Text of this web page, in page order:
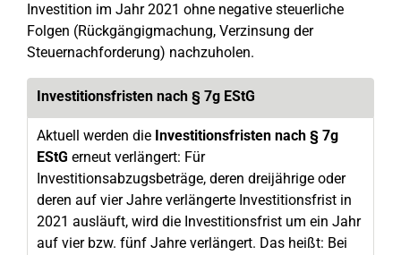
Investition im Jahr 2021 ohne negative steuerliche
Folgen (Rückgängigmachung, Verzinsung der
Steuernachforderung) nachzuholen.
Investitionsfristen nach § 7g EStG
Aktuell werden die Investitionsfristen nach § 7g
EStG erneut verlängert: Für
Investitionsabzugsbeträge, deren dreijährige oder
deren auf vier Jahre verlängerte Investitionsfrist in
2021 ausläuft, wird die Investitionsfrist um ein Jahr
auf vier bzw. fünf Jahre verlängert. Das heißt: Bei